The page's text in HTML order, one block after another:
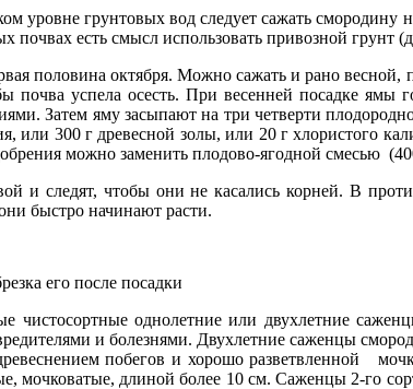
уровне грун­товых вод следует сажать
поч­вах есть смысл использовать привозной грунт
половина октября. Можно сажать и рано
почва успела осесть. При весенней посадке
Затем яму засыпают на три четверти
или 300 г древесной золы, или 20 г хлористого
можно заменить плодово-ягодной смесью
и следят, что­бы они не касались корней. В
быстро начинают расти.
его после посадки
чистосортные однолетние или двухлетние
и болез­нями. Двухлетние саженцы
по­бегов и хорошо разветвленной
мочковатые, длиной более 10 см. Саженцы 2-го